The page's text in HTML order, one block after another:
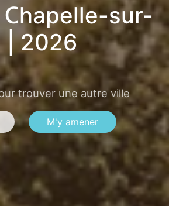
sur-
| 2026
trouver une autre ville
M'y amener